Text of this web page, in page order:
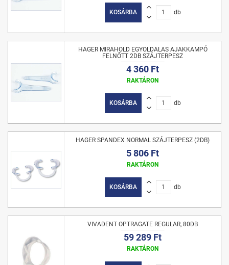
KOSÁRBA db
HAGER MIRAHOLD EGYOLDALAS AJAKKAMPÓ
FELNŐTT 2DB SZÁJTERPESZ
4 360 Ft
RAKTÁRON
KOSÁRBA db
HAGER SPANDEX NORMAL SZÁJTERPESZ (2DB)
5 806 Ft
RAKTÁRON
KOSÁRBA db
VIVADENT OPTRAGATE REGULAR, 80DB
59 289 Ft
RAKTÁRON